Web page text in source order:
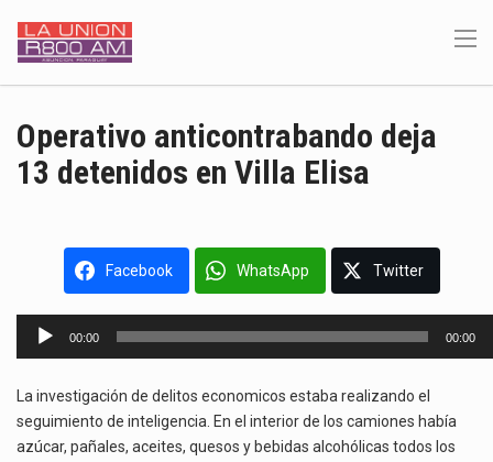
Operativo anticontrabando deja
13 detenidos en Villa Elisa
Facebook WhatsApp Twitter
Reproductor
00:00 00:00
La investigación de delitos economicos estaba realizando el
seguimiento de inteligencia. En el interior de los camiones había
azúcar, pañales, aceites, quesos y bebidas alcohólicas todos los